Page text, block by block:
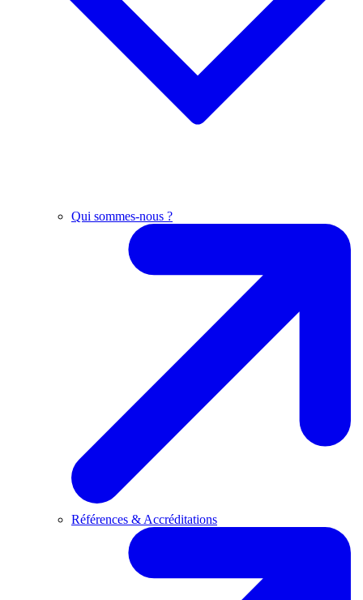
Qui sommes-nous ?
Références & Accréditations